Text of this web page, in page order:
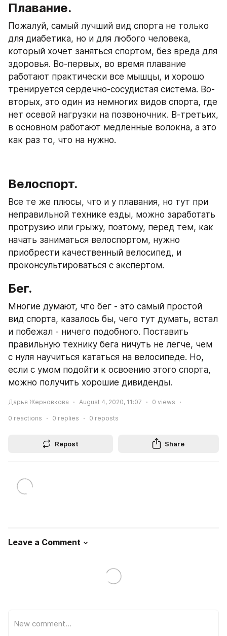
Плавание.
Пожалуй, самый лучший вид спорта не только
для диабетика, но и для любого человека,
который хочет заняться спортом, без вреда для
здоровья. Во-первых, во время плавание
работают практически все мышцы, и хорошо
тренируется сердечно-сосудистая система. Во-
вторых, это один из немногих видов спорта, где
нет осевой нагрузки на позвоночник. В-третьих,
в основном работают медленные волокна, а это
как раз то, что на нужно.
Велоспорт.
Все те же плюсы, что и у плавания, но тут при
неправильной технике езды, можно заработать
протрузию или грыжу, поэтому, перед тем, как
начать заниматься велоспортом, нужно
приобрести качественный велосипед, и
проконсультироваться с экспертом.
Бег.
Многие думают, что бег - это самый простой
вид спорта, казалось бы, чего тут думать, встал
и побежал - ничего подобного. Поставить
правильную технику бега ничуть не легче, чем
с нуля научиться кататься на велосипеде. Но,
если с умом подойти к освоению этого спорта,
можно получить хорошие дивиденды.
Дарья Жерновкова August 4, 2020, 11:07 0 views
0 reactions 0 replies 0 reposts
Repost Share
Leave a Comment